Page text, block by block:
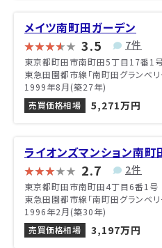
メイツ南町田ガーデン
3.5 7件
東京都町田市南町田5丁目17番1
東急田園都市線「南町田グランベ
1999年8月(築27年)
売買価格相場
5,271万円
ライオンズマンション南町
2.7 2件
東京都町田市南町田4丁目6番1号
東急田園都市線「南町田グランベ
1996年2月(築30年)
売買価格相場
3,197万円